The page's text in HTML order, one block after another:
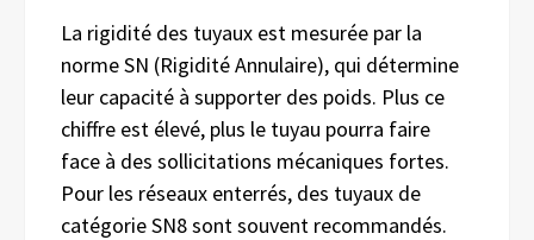
La rigidité des tuyaux est mesurée par la
norme SN (Rigidité Annulaire), qui détermine
leur capacité à supporter des poids. Plus ce
chiffre est élevé, plus le tuyau pourra faire
face à des sollicitations mécaniques fortes.
Pour les réseaux enterrés, des tuyaux de
catégorie SN8 sont souvent recommandés.